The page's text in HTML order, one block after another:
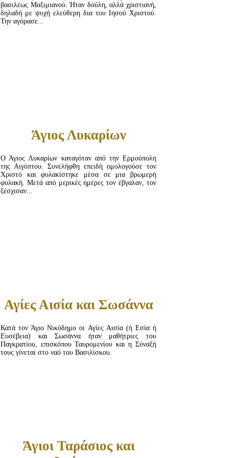
βασιλέως Mαξιμιανού. Ήταν δούλη, αλλά χριστιανή,
δηλαδή με ψυχή ελεύθερη δια του Ιησού Χριστού.
Την αγόρασε...
Άγιος Λυκαρίων
Ο Άγιος Λυκαρίων καταγόταν από την Ερμούπολη
της Αιγύπτου. Συνελήφθη επειδή ομολογούσε τον
Χριστό και φυλακίστηκε μέσα σε μια βρωμερή
φυλακή. Μετά από μερικές ημέρες τον έβγαλαν, τον
ξέσχισαν...
Αγίες Αισία και Σωσάννα
Κατά τον Άγιο Νικόδημο οι Αγίες Αισία (ή Εσία ή
Ευσέβεια) και Σωσάννα ήταν μαθήτριες του
Παγκρατίου, επισκόπου Ταυρομενίου και η Σύναξή
τους γίνεται στο ναό του Βασιλίσκου.
Άγιοι Ταράσιος και